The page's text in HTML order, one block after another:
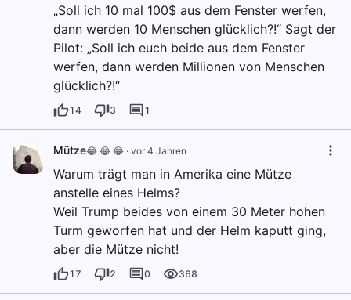
„Soll ich 10 mal 100$ aus dem Fenster werfen,
dann werden 10 Menschen glücklich?!“ Sagt der
Pilot: „Soll ich euch beide aus dem Fenster
werfen, dann werden Millionen von Menschen
glücklich?!“
14 3 1
Mütze😂 😂 😂 · vor 4 Jahren
Warum trägt man in Amerika eine Mütze
anstelle eines Helms?
Weil Trump beides von einem 30 Meter hohen
Turm geworfen hat und der Helm kaputt ging,
aber die Mütze nicht!
17 2 0 368